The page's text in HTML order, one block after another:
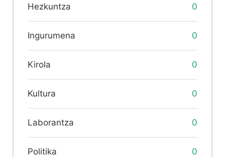
Hezkuntza 0
Ingurumena 0
Kirola 0
Kultura 0
Laborantza 0
Politika 0